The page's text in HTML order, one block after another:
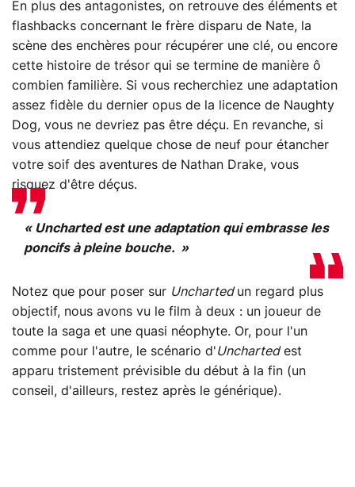
En plus des antagonistes, on retrouve des éléments et
flashbacks concernant le frère disparu de Nate, la
scène des enchères pour récupérer une clé, ou encore
cette histoire de trésor qui se termine de manière ô
combien familière. Si vous recherchiez une adaptation
assez fidèle du dernier opus de la licence de Naughty
Dog, vous ne devriez pas être déçu. En revanche, si
vous attendiez quelque chose de neuf pour étancher
votre soif des aventures de Nathan Drake, vous
risquez d'être déçus.
« Uncharted est une adaptation qui embrasse les
poncifs à pleine bouche. »
Notez que pour poser sur Unchartedun regard plus
objectif, nous avons vu le film à deux : un joueur de
toute la saga et une quasi néophyte. Or, pour l'un
comme pour l'autre, le scénario d'Unchartedest
apparu tristement prévisible du début à la fin (un
conseil, d'ailleurs, restez après le générique).